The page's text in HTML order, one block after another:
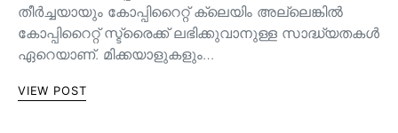
തീർച്ചയായും കോപ്പിറൈറ്റ് ക്ലെയിം അല്ലെങ്കിൽ
കോപ്പിറൈറ്റ് സ്ട്രൈക്ക് ലഭിക്കുവാനുള്ള സാദ്ധ്യതകൾ
ഏറെയാണ്. മിക്കയാളുകളും…
VIEW POST